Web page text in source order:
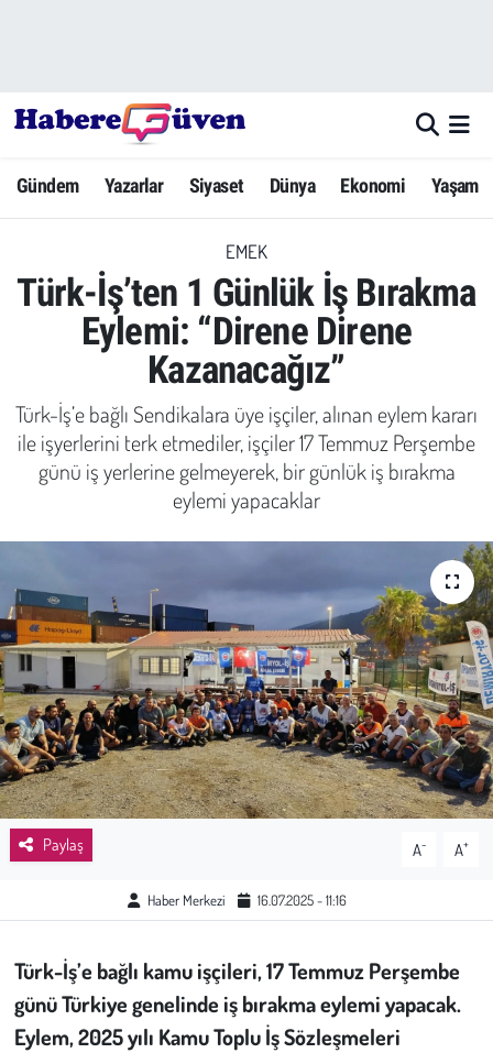
Gündem Yazarlar Siyaset Dünya Ekonomi Yaşam
EMEK
Türk-İş’ten 1 Günlük İş Bırakma
Eylemi: “Direne Direne
Kazanacağız”
Türk-İş’e bağlı Sendikalara üye işçiler, alınan eylem kararı
ile işyerlerini terk etmediler, işçiler 17 Temmuz Perşembe
günü iş yerlerine gelmeyerek, bir günlük iş bırakma
eylemi yapacaklar
Paylaş A- A+
Haber Merkezi 16.07.2025 - 11:16
Türk-İş’e bağlı kamu işçileri, 17 Temmuz Perşembe
günü Türkiye genelinde iş bırakma eylemi yapacak.
Eylem, 2025 yılı Kamu Toplu İş Sözleşmeleri
Yazarlar
Dünya
Ekonomi
Yerel Haberler
Eğitim
Kadın
Emek
Spor
Çocuk
Kültür Sanat
Bilim - Teknoloji
İnsan Hakları
Hayvan Hakları
Çevre
Hava Durumu
Trafik Durumu
Süper Lig Puan Durumu ve Fikstür
Tüm Manşetler
Son Dakika Haberleri
Haber Arşivi